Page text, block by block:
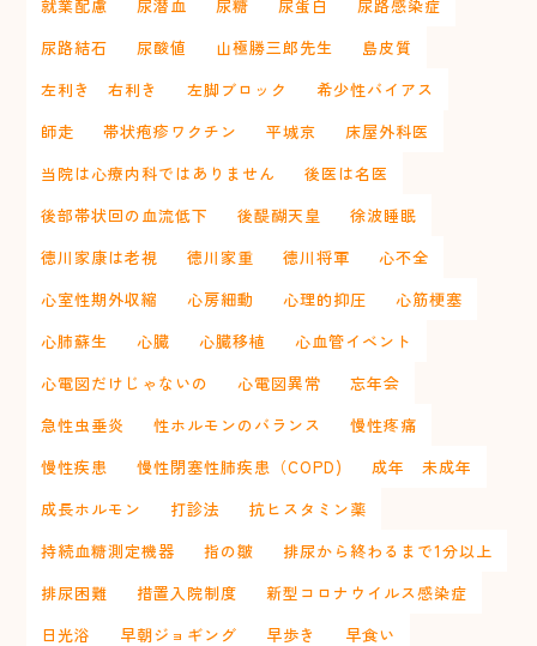
就業配慮
尿潜血 尿糖 尿蛋白
尿路感染症
尿路結石
尿酸値 山極勝三郎先生
島皮質
左利き 右利き
左脚ブロック
希少性バイアス
師走
帯状疱疹ワクチン 平城京
床屋外科医
当院は心療内科ではありません
後医は名医
後部帯状回の血流低下
後醍醐天皇
徐波睡眠
徳川家康は老視
徳川家重 徳川将軍
心不全
心室性期外収縮
心房細動 心理的抑圧
心筋梗塞
心肺蘇生
心臓 心臓移植
心血管イベント
心電図だけじゃないの
心電図異常
忘年会
急性虫垂炎
性ホルモンのバランス
慢性疼痛
慢性疾患
慢性閉塞性肺疾患（COPD)
成年 未成年
成長ホルモン
打診法
抗ヒスタミン薬
持続血糖測定機器
指の皺
排尿から終わるまで1分以上
排尿困難
措置入院制度
新型コロナウイルス感染症
日光浴
早朝ジョギング 早歩き
早食い